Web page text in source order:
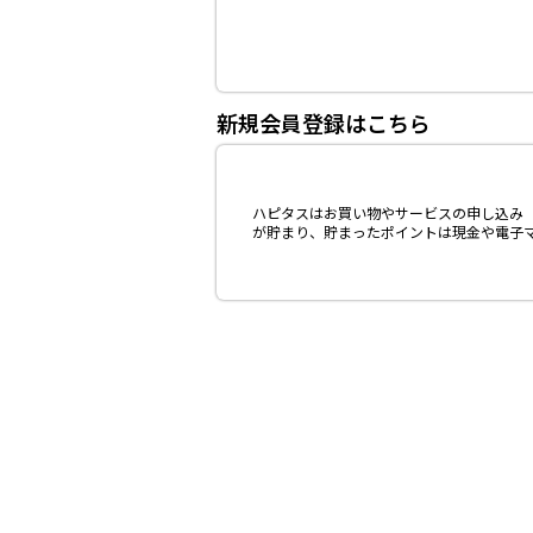
新規会員登録はこちら
ハピタスはお買い物やサービスの申し込
が貯まり、貯まったポイントは現金や電子